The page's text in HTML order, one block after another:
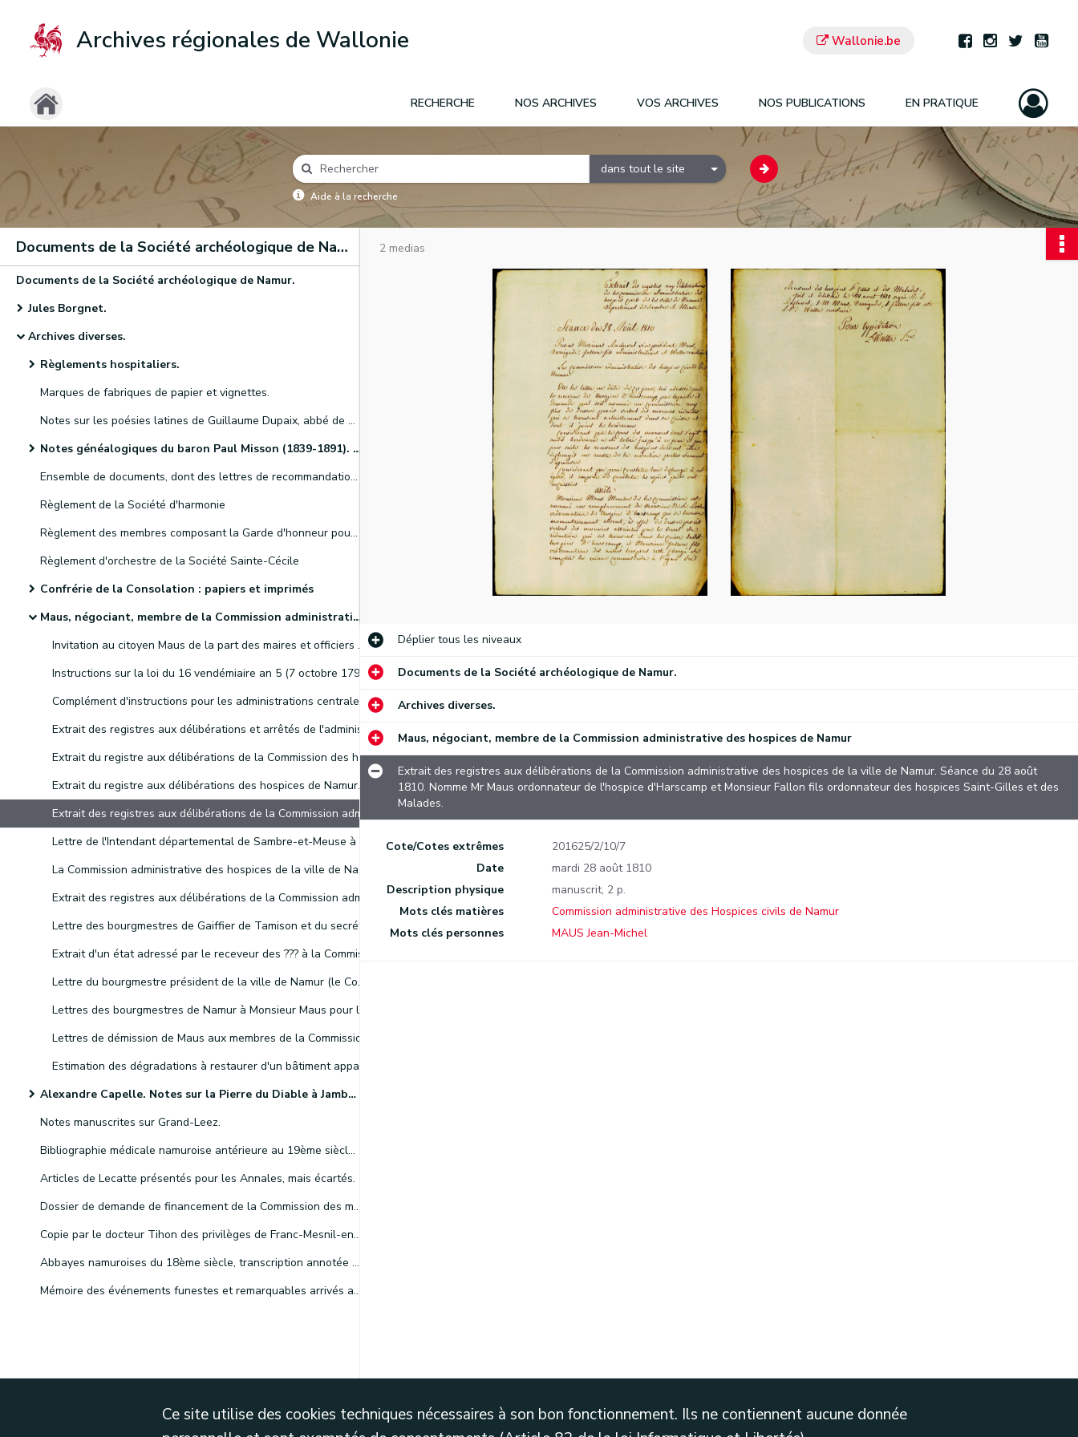
Archives régionales de Wallonie Wallonie.be
RECHERCHE NOS ARCHIVES VOS ARCHIVES NOS PUBLICATIONS EN PRATIQUE
dans tout le site
Aide à la recherche
Documents de la Société archéologique de Namur
Documents de la Société archéologique de Namur.
Jules Borgnet.
Archives diverses.
Règlements hospitaliers.
Marques de fabriques de papier et vignettes.
Notes sur les poésies latines de Guillaume Dupaix, abbé de Gembloux.
Notes généalogiques du baron Paul Misson (1839-1891). Ces dossiers concernent principalement les familles Beelen, Buirette, Hooft, Misson, de Moreau, Obin, d'Otreppe, de Presseux et Roberts.
Ensemble de documents, dont des lettres de recommandation, relatifs à Philippe Donain, dit Bosmanne, prêtre du village de Berlaimont, dans le diocèse de Cambrai.
Règlement de la Société d'harmonie
Règlement des membres composant la Garde d'honneur pour recevoir le Roi et la Reine lors de l'inauguration du chemin de fer de Bruxelles
Règlement d'orchestre de la Société Sainte-Cécile
Confrérie de la Consolation : papiers et imprimés
Maus, négociant, membre de la Commission administrative des hospices de Namur
Invitation au citoyen Maus de la part des maires et officiers municipaux de la commune, à se rendre à la maison communale afin de se concerter sur les moyens à employer pour sortir l'hôpital de la ville de la grande détresse dans laquelle il se trouve.
Complément d'instructions pour les administrations centrales de département sur l'exécution de la loi du 16 vendémiaire an 5 (7 octobre 1796) relative à l'administration des hospices civils, émanant du Ministère de l'intérieur. Copie conforme, signée Bénézech.
Extrait des registres aux délibérations et arrêtés de l'administration municipale du canton de Namur département de Sambre-et-Meuse. Séance du 28 pluviôse an 6 (16 février 1798). Modalité de remboursement d'une dette de 700 florins qu'à contracté la municipalité au citoyen Maus pour subvenir aux besoins du grand hôpital de la commune.
Extrait du registre aux délibérations de la Commission des hospices civils de la commune de Namur. Séance du 23 messidor an 9 (12 juillet 1801).
La Commission administrative des hospices de la ville de Namur. Séance du 7 janvier 1815.
Lettre du bourgmestre président de la ville de Namur (le Comte de la Roche) à Monsieur Maus afin de l'installer dans ses nouvelles fonctions à la Commission administrative des hospices.
Alexandre Capelle. Notes sur la Pierre du Diable à Jambes et le culte de saint Martin.
Notes manuscrites sur Grand-Leez.
Bibliographie médicale namuroise antérieure au 19ème siècle. Notes classées et relevées par le Docteur Paul Masoin
Articles de Lecatte présentés pour les Annales, mais écartés.
Dossier de demande de financement de la Commission des monuments auprès du ministre de l'Intérieur, pour la restauration du baptistère de Malonne.
Copie par le docteur Tihon des privilèges de Franc-Mesnil-en-Thiérache de 1613.
Abbayes namuroises du 18ème siècle, transcription annotée du voyage du moine cictercien de l'abbaye de Clairvaux, Dom Guyton, imparfaitement publiée dans le Messager des sciences historiques, par H. Schuermans.
Mémoire des événements funestes et remarquables arrivés aux namurois pendant le cours de l'an 1740. Copie de Ch. Angelroth.
2 medias
Dépliertous les niveaux
Documents de la Société archéologique de Namur.
Archives diverses.
Maus, négociant, membre de la Commission administrative des hospices de Namur
Extrait des registres aux délibérations de la Commission administrative des hospices de la ville de Namur. Séance du 28 août
1810. Nomme Mr Maus ordonnateur de l'hospice d'Harscamp et Monsieur Fallon fils ordonnateur des hospices Saint-Gilles et des
Malades.
Cote/Cotes extrêmes
201625/2/10/7
Date
mardi 28 août 1810
Description physique
manuscrit, 2 p.
Mots clés matières
Commission administrative des Hospices civils de Namur
Mots clés personnes
MAUS Jean-Michel
Ce site utilise des cookies techniques nécessaires à son bon fonctionnement. Ils ne contiennent aucune donnée